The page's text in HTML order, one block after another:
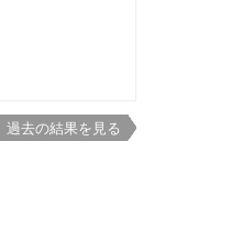
過去の結果を見る